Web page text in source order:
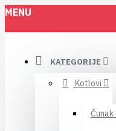
MENU
KATEGORIJE
Kotlovi